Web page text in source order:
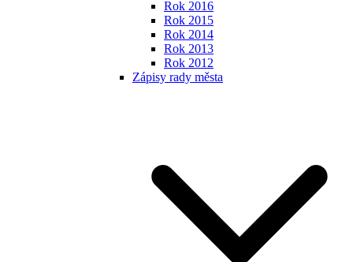
Rok 2016
Rok 2015
Rok 2014
Rok 2013
Rok 2012
Zápisy rady města